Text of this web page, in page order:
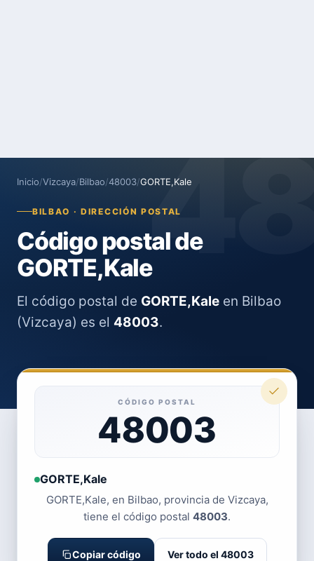
Inicio/Vizcaya/Bilbao/48003/GORTE,Kale
BILBAO · DIRECCIÓN POSTAL
Código postal de
GORTE,Kale
El código postal de GORTE,Kale en Bilbao
(Vizcaya) es el 48003.
CÓDIGO POSTAL
48003
GORTE,Kale
GORTE,Kale, en Bilbao, provincia de Vizcaya,
tiene el código postal 48003.
Copiar código Ver todo el 48003